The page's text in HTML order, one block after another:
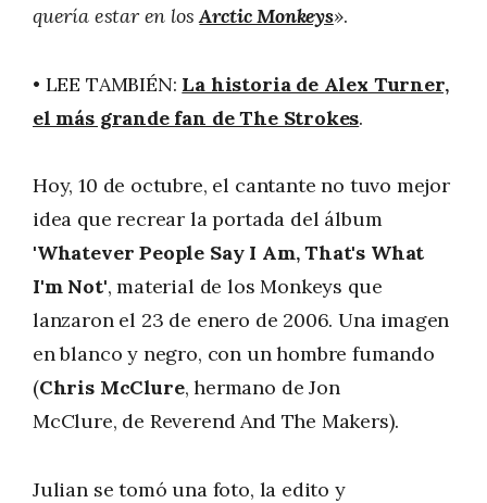
quería estar en losArctic Monkeys».
• LEE TAMBIÉN: La historia de Alex Turner,
el más grande fan de The Strokes.
Hoy, 10 de octubre, el cantante no tuvo mejor
idea que recrear la portada del álbum
'Whatever People Say I Am, That's What
I'm Not', material de los Monkeys que
lanzaron el 23 de enero de 2006. Una imagen
en blanco y negro, con un hombre fumando
(Chris McClure, hermano de Jon
McClure, de Reverend And The Makers).
Julian se tomó una foto, la edito y